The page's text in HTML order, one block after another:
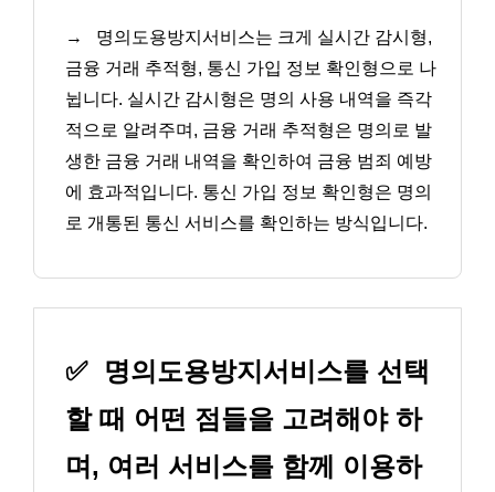
→
명의도용방지서비스는 크게 실시간 감시형,
금융 거래 추적형, 통신 가입 정보 확인형으로 나
뉩니다. 실시간 감시형은 명의 사용 내역을 즉각
적으로 알려주며, 금융 거래 추적형은 명의로 발
생한 금융 거래 내역을 확인하여 금융 범죄 예방
에 효과적입니다. 통신 가입 정보 확인형은 명의
로 개통된 통신 서비스를 확인하는 방식입니다.
✅
명의도용방지서비스를 선택
할 때 어떤 점들을 고려해야 하
며, 여러 서비스를 함께 이용하